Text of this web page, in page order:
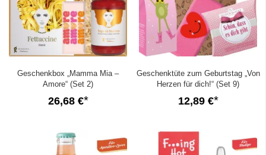
Geschenkbox „Mamma Mia –
Amore“ (Set 2)
26,68 €
Geschenktüte zum Geburtstag „Von
Herzen für dich!“ (Set 9)
12,89 €